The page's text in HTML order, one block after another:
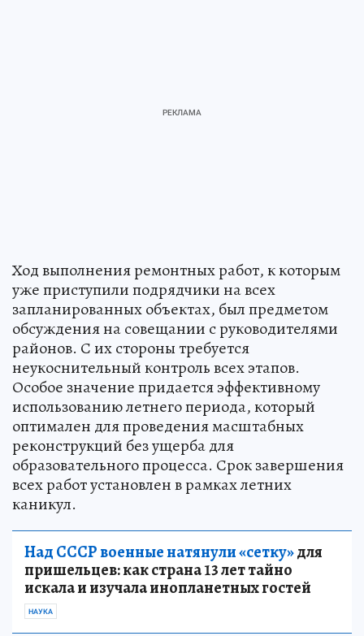
Ход выполнения ремонтных работ, к которым
уже приступили подрядчики на всех
запланированных объектах, был предметом
обсуждения на совещании с руководителями
районов. С их стороны требуется
неукоснительный контроль всех этапов.
Особое значение придается эффективному
использованию летнего периода, который
оптимален для проведения масштабных
реконструкций без ущерба для
образовательного процесса. Срок завершения
всех работ установлен в рамках летних
каникул.
Над СССР военные натянули «сетку»для
пришельцев: как страна 13 лет тайно
искала и изучала инопланетных гостей
НАУКА